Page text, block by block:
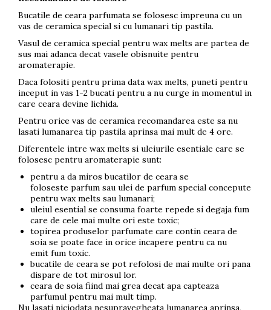
Bucatile de ceara parfumata se folosesc impreuna cu un
vas de ceramica special si cu lumanari tip pastila.
Vasul de ceramica special pentru wax melts are partea de
sus mai adanca decat vasele obisnuite pentru
aromaterapie.
Daca folositi pentru prima data wax melts, puneti pentru
inceput in vas 1-2 bucati pentru a nu curge in momentul in
care ceara devine lichida.
Pentru orice vas de ceramica recomandarea este sa nu
lasati lumanarea tip pastila aprinsa mai mult de 4 ore.
Diferentele intre wax melts si uleiurile esentiale care se
folosesc pentru aromaterapie sunt:
pentru a da miros bucatilor de ceara se
foloseste parfum sau ulei de parfum special concepute
pentru wax melts sau lumanari;
uleiul esential se consuma foarte repede si degaja fum
care de cele mai multe ori este toxic;
topirea produselor parfumate care contin ceara de
soia se poate face in orice incapere pentru ca nu
emit fum toxic.
bucatile de ceara se pot refolosi de mai multe ori pana
dispare de tot mirosul lor.
ceara de soia fiind mai grea decat apa capteaza
parfumul pentru mai mult timp.
Nu lasati niciodata nesupravegheata lumanarea aprinsa,